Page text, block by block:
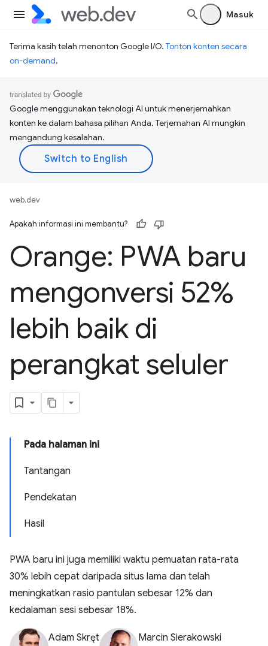
Masuk
Terima kasih telah menonton Google I/O. Tonton konten secara
on-demand.
Google menggunakan teknologi AI untuk menerjemahkan
konten ke dalam bahasa pilihan Anda. Terjemahan AI mungkin
mengandung kesalahan.
web.dev
Apakah informasi ini membantu?
Orange: PWA baru
mengonversi 52%
lebih baik di
perangkat seluler
Pada halaman ini
Tantangan
Pendekatan
Hasil
PWA baru ini juga memiliki waktu pemuatan rata-rata
30% lebih cepat daripada situs lama dan telah
meningkatkan rasio pantulan sebesar 12% dan
kedalaman sesi sebesar 18%.
Adam Skręt Marcin Sierakowski